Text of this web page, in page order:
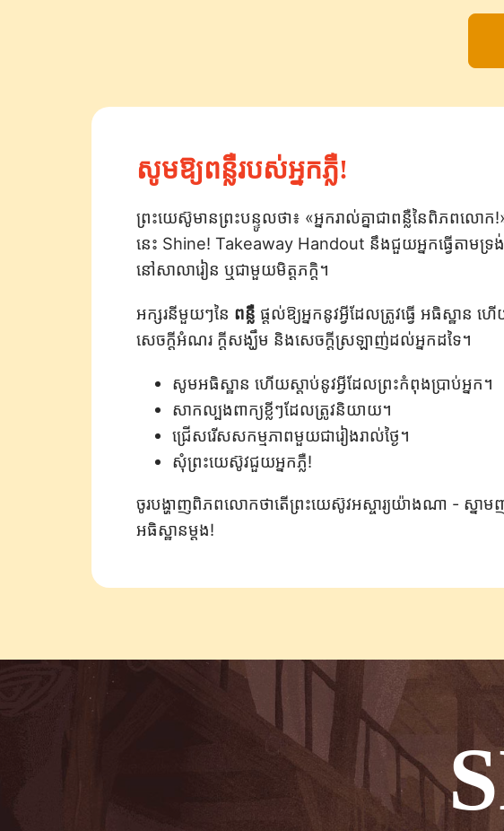
សូមឱ្យពន្លឺរបស់អ្នកភ្លឺ!
ព្រះយេស៊ូ​មាន​ព្រះបន្ទូល​ថា៖ «អ្នក​រាល់​គ្នា​ជា​ពន្លឺ​នៃ​ពិភព​លោ
នេះ Shine! Takeaway Handout នឹងជួយអ្នកធ្វើតាមទ្រង់ជ
នៅសាលារៀន ឬជាមួយមិត្តភក្តិ។
អក្សរនីមួយៗនៃ ពន្លឺ ផ្តល់ឱ្យអ្នកនូវអ្វីដែលត្រូវធ្វើ អធិស្ឋាន
សេចក្តីអំណរ ក្តីសង្ឃឹម និងសេចក្តីស្រឡាញ់ដល់អ្នកដទៃ។
សូមអធិស្ឋាន ហើយស្តាប់នូវអ្វីដែលព្រះកំពុងប្រាប់អ្នក។
សាកល្បងពាក្យខ្លីៗដែលត្រូវនិយាយ។
ជ្រើសរើសសកម្មភាពមួយជារៀងរាល់ថ្ងៃ។
សុំព្រះយេស៊ូវជួយអ្នកភ្លឺ!
ចូរបង្ហាញពិភពលោកថាតើព្រះយេស៊ូវអស្ចារ្យយ៉ាងណា - ស្
អធិស្ឋានម្តង!